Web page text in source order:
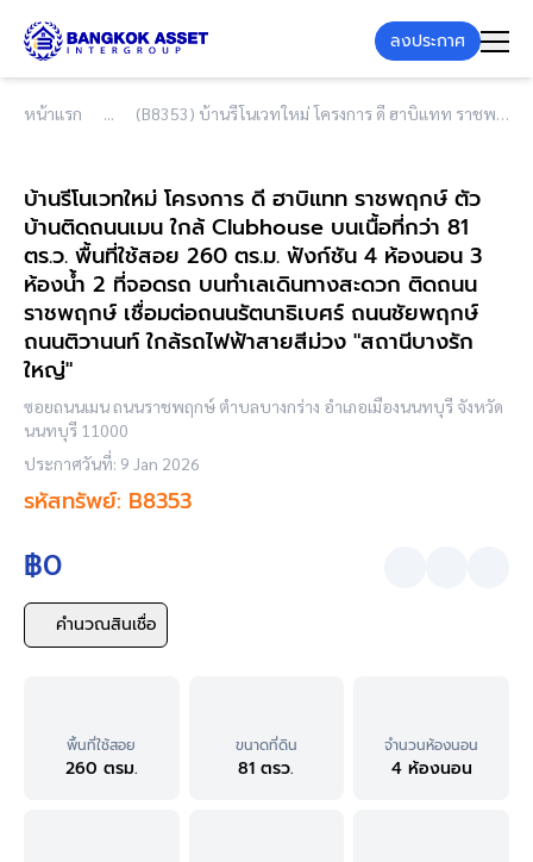
ลงประกาศ
หน้าแรก (B8353) บ้านรีโนเวทใหม่ โครงการ ดี ฮาบิแทท ราชพฤกษ์ ตัวบ้านติดถนนเมน ใกล้ Clubhouse บนเนื้อที่กว่า 81 ตร.ว. พื้นที่ใช้สอย 260 ตร.ม. ฟังก์ชัน 4 ห้องนอน 3 ห้องน้ำ 2 ที่จอดรถ บนทำเลเดินทางสะดวก ติดถนนราชพฤกษ์ เชื่อมต่อถนนรัตนาธิเบศร์ ถนนชัยพฤกษ์ ถนนติวานนท์ ใกล้รถไฟฟ้าสายสีม่วง "สถานีบางรักใหญ่"
บ้านรีโนเวทใหม่ โครงการ ดี ฮาบิแทท ราชพฤกษ์ ตัว
บ้านติดถนนเมน ใกล้ Clubhouse บนเนื้อที่กว่า 81
ตร.ว. พื้นที่ใช้สอย 260 ตร.ม. ฟังก์ชัน 4 ห้องนอน 3
ห้องน้ำ 2 ที่จอดรถ บนทำเลเดินทางสะดวก ติดถนน
ราชพฤกษ์ เชื่อมต่อถนนรัตนาธิเบศร์ ถนนชัยพฤกษ์
ถนนติวานนท์ ใกล้รถไฟฟ้าสายสีม่วง "สถานีบางรัก
ใหญ่"
ซอยถนนเมน ถนนราชพฤกษ์ ตำบลบางกร่าง อำเภอเมืองนนทบุรี จังหวัด
นนทบุรี 11000
ประกาศวันที่: 9 Jan 2026
รหัสทรัพย์: B8353
฿0
คำนวณสินเชื่อ
พื้นที่ใช้สอย
260 ตรม.
ขนาดที่ดิน
81 ตรว.
จำนวนห้องนอน
4 ห้องนอน